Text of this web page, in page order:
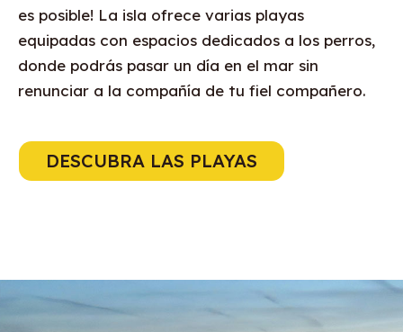
es posible! La isla ofrece varias playas
equipadas con espacios dedicados a los perros,
donde podrás pasar un día en el mar sin
renunciar a la compañía de tu fiel compañero.
DESCUBRA LAS PLAYAS